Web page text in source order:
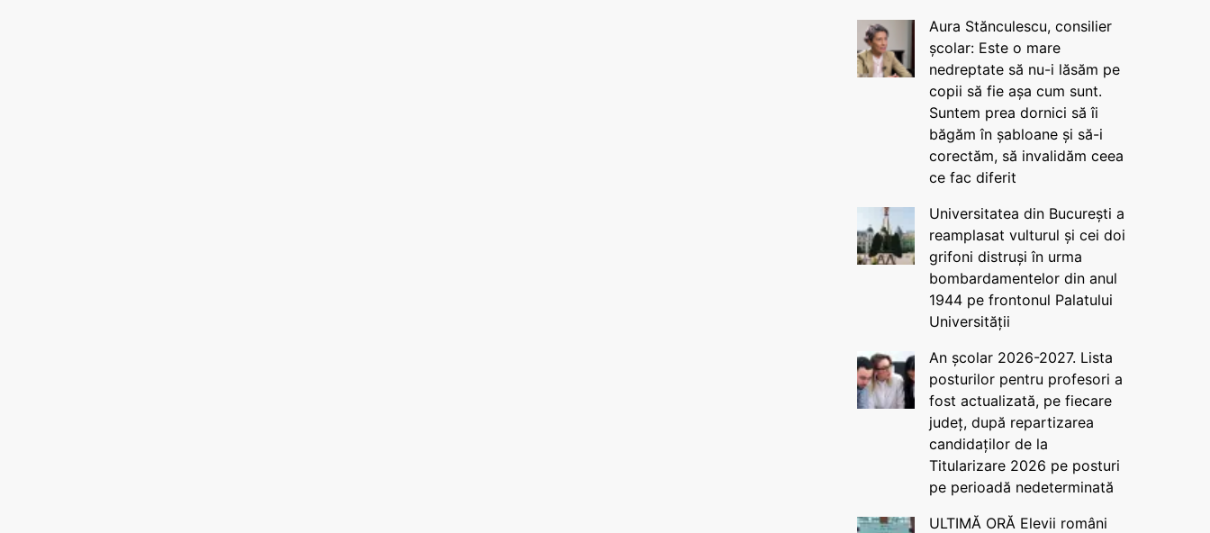
Aura Stănculescu, consilier
școlar: Este o mare
nedreptate să nu-i lăsăm pe
copii să fie așa cum sunt.
Suntem prea dornici să îi
băgăm în șabloane și să-i
corectăm, să invalidăm ceea
ce fac diferit
Universitatea din București a
reamplasat vulturul și cei doi
grifoni distruși în urma
bombardamentelor din anul
1944 pe frontonul Palatului
Universității
An școlar 2026-2027. Lista
posturilor pentru profesori a
fost actualizată, pe fiecare
județ, după repartizarea
candidaților de la
Titularizare 2026 pe posturi
pe perioadă nedeterminată
ULTIMĂ ORĂ Elevii români